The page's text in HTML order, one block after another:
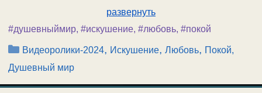
развернуть
#душевныймир, #искушение, #любовь, #покой
Рубрики
Видеоролики-2024, Искушение,Любовь, Покой,
Душевный мир